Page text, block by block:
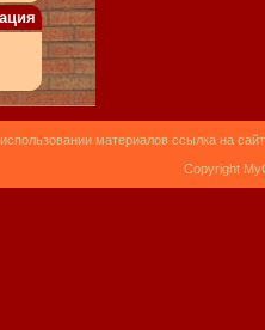
материалов ссылка на
Copyright